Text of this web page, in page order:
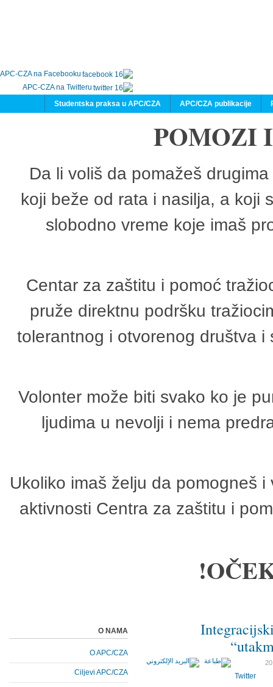
APC-CZA na Facebooku
APC-CZA na Twitteru
APC/CZA publikacije
Studentska praksa u APC/CZA
POMOZI
Da li voliš da pomažeš
koji beže od rata i nasilja, a koji
slobodno vreme koje imaš
Centar za zaštitu i pomoć
pruže direktnu podršku
tolerantnog i otvorenog društva
Volonter može biti svako ko je
ljudima u nevolji i nema
Ukoliko imaš želju da pomogneš
aktivnosti Centra za zaštitu i
Twitter
O NAMA
O APC/CZA
Ciljevi APC/CZA